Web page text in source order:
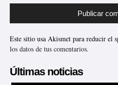
Este sitio usa Akismet para reducir el
los datos de tus comentarios.
Últimas noticias